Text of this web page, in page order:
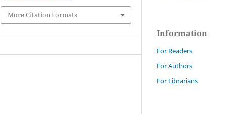
More Citation Formats
Information
For Readers
For Authors
For Librarians